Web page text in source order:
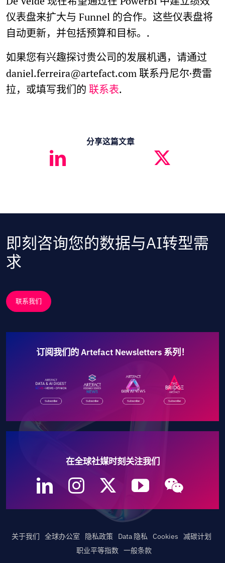
仪表盘来扩大与 Funnel 的合作。这些仪表盘将
自动更新，并包括预算和目标。.
如果您有兴趣探讨贵公司的发展机遇，请通过
daniel.ferreira@artefact.com 联系丹尼尔·费雷
拉，或填写我们的联系表.
分享这篇文章
即刻咨询您的数据与AI转型需
求
联系我们
订阅我们的 Artefact Newsletters 系列！
在全球社媒时刻关注我们
关于我们 全球办公室 隐私政策 Data 隐私 Cookies
减碳计划
职业平等指数 一般条款